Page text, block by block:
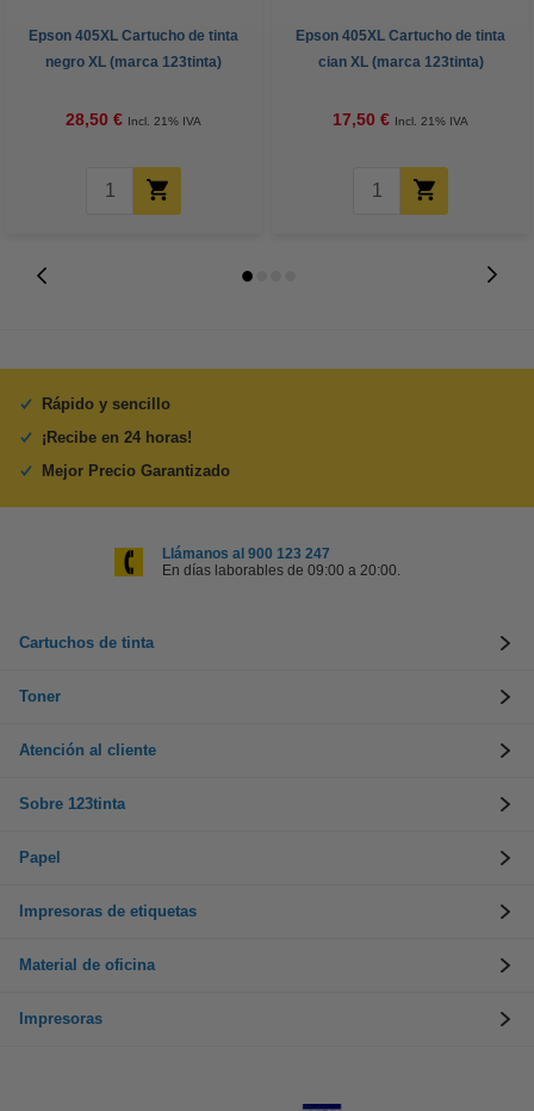
Epson 405XL Cartucho de tinta
negro XL (marca 123tinta)
28,50 € Incl. 21% IVA
Epson 405XL Cartucho de tinta
cian XL (marca 123tinta)
17,50 € Incl. 21% IVA
Rápido y sencillo
¡Recibe en 24 horas!
Mejor Precio Garantizado
Llámanos al 900 123 247
En días laborables de 09:00 a 20:00.
Cartuchos de tinta
Toner
Atención al cliente
Sobre 123tinta
Papel
Impresoras de etiquetas
Material de oficina
Impresoras